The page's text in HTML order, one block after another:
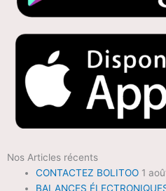
Nos Articles récents
CONTACTEZ BOLITOO 1
BALANCES